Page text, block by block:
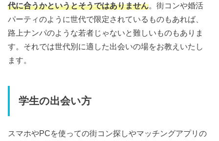
代に合うかというとそうではありません。街コンや婚活
パーティのように世代で限定されているものもあれば、
路上ナンパのような若者じゃないと難しいものもありま
す。それでは世代別に適した出会いの場をお教えいたし
ます。
学生の出会い方
スマホやPCを使っての街コン探しやマッチングアプリの